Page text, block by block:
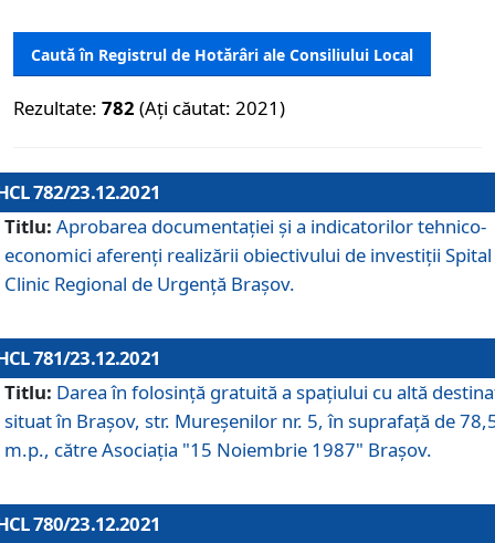
Caută în Registrul de Hotărâri ale Consiliului Local
Rezultate: 782 (Ați căutat: 2021)
782/23.12.2021
Titlu: Aprobarea documentației și a indicatorilor tehnico-
economici aferenți realizării obiectivului de investiții Spital
Clinic Regional de Urgență Brașov.
781/23.12.2021
Titlu: Darea în folosinţă gratuită a spaţiului cu altă
situat în Braşov, str. Mureşenilor nr. 5, în suprafaţă de
m.p., către Asociaţia "15 Noiembrie 1987" Braşov.
780/23.12.2021